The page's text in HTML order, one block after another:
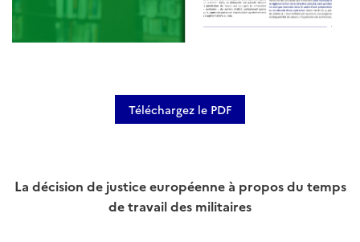
Téléchargez le PDF
La décision de justice européenne à propos du temps
de travail des militaires